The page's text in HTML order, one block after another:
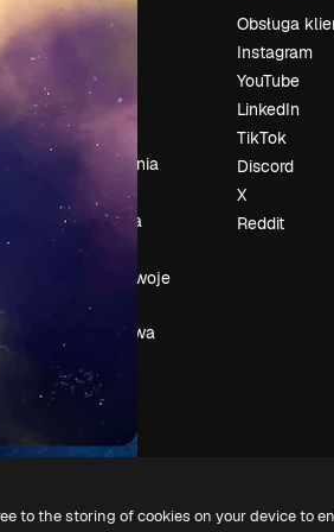
Cennik
Reviews
Kariera
Trendy
wyszukiwania
Wydarzenia
Slidesgo
Sprzedaj swoje
treści
Sala prasowa
magnific.ai
Obsługa
Instagram
YouTube
LinkedIn
TikTok
Discord
X
Reddit
to the storing of cookies on your device to